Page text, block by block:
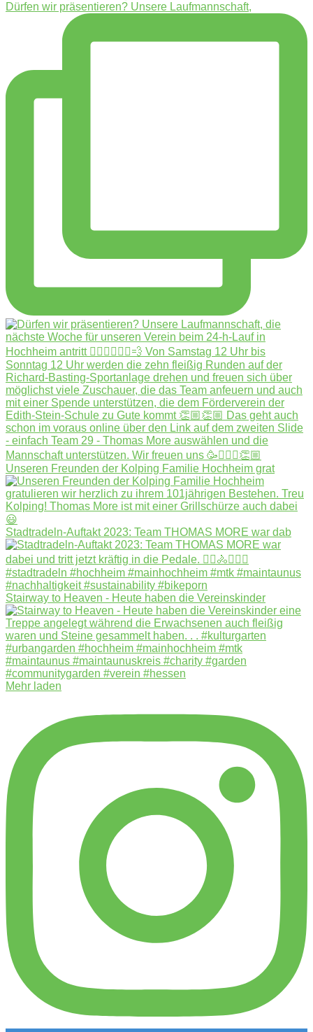
Dürfen wir präsentieren? Unsere Laufmannschaft,
Unseren Freunden der Kolping Familie Hochheim grat
Stadtradeln-Auftakt 2023: Team THOMAS MORE war dab
Stairway to Heaven - Heute haben die Vereinskinder
Mehr laden